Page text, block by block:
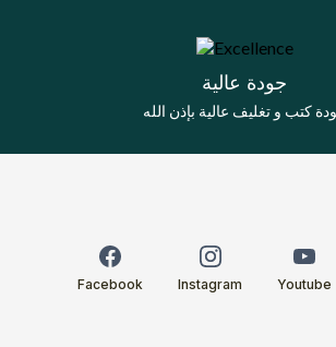
جودة عالية
كتب و تغليف عالية بإذن الله
Facebook Instagram Youtube